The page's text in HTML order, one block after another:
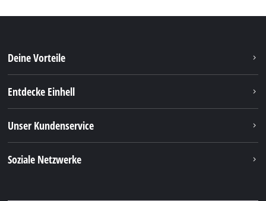
Deine Vorteile
Entdecke Einhell
Unser Kundenservice
Soziale Netzwerke